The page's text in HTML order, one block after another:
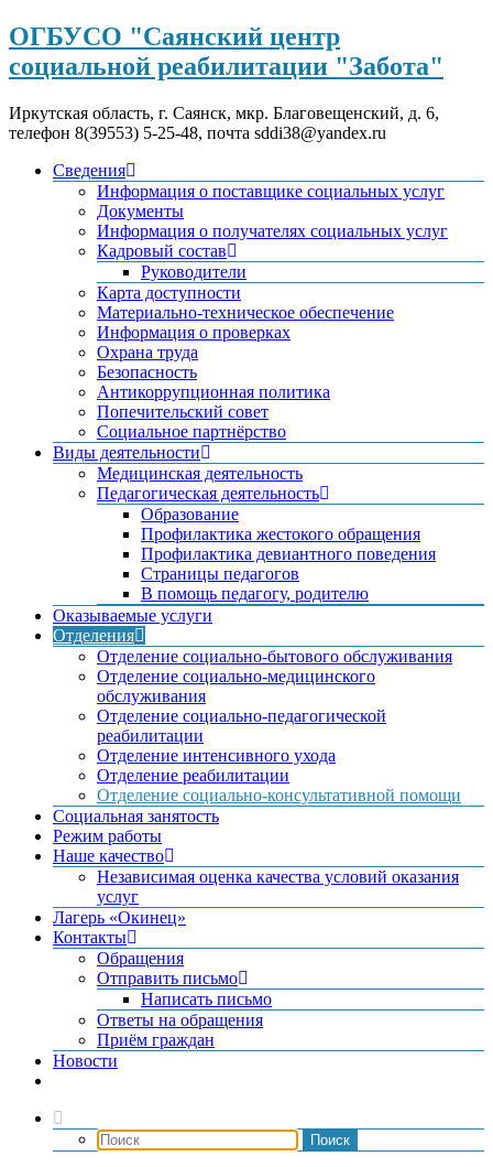
ОГБУСО "Саянский центр
социальной реабилитации "Забота"
Иркутская область, г. Саянск, мкр. Благовещенский, д. 6,
телефон 8(39553) 5-25-48, почта sddi38@yandex.ru
Сведения
Информация о поставщике социальных услуг
Документы
Информация о получателях социальных услуг
Кадровый состав
Руководители
Карта доступности
Материально-техническое обеспечение
Информация о проверках
Охрана труда
Безопасность
Антикоррупционная политика
Попечительский совет
Социальное партнёрство
Виды деятельности
Медицинская деятельность
Педагогическая деятельность
Образование
Профилактика жестокого обращения
Профилактика девиантного поведения
Страницы педагогов
В помощь педагогу, родителю
Оказываемые услуги
Отделения
Отделение социально-бытового обслуживания
Отделение социально-медицинского
обслуживания
Отделение социально-педагогической
реабилитации
Отделение интенсивного ухода
Отделение реабилитации
Отделение социально-консультативной помощи
Социальная занятость
Режим работы
Наше качество
Независимая оценка качества условий оказания
услуг
Лагерь «Окинец»
Контакты
Обращения
Отправить письмо
Написать письмо
Ответы на обращения
Приём граждан
Новости